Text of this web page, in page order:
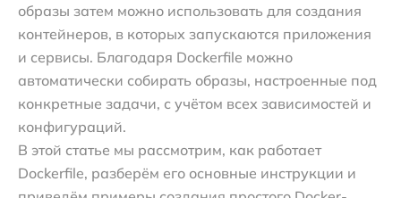
образы затем можно использовать для создания
контейнеров, в которых запускаются приложения
и сервисы. Благодаря Dockerfile можно
автоматически собирать образы, настроенные под
конкретные задачи, с учётом всех зависимостей и
конфигураций.
В этой статье мы рассмотрим, как работает
Dockerfile, разберём его основные инструкции и